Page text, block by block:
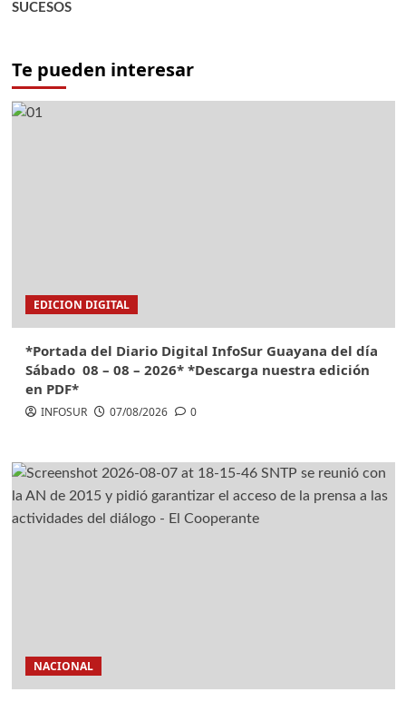
SUCESOS
Te pueden interesar
EDICION DIGITAL
*Portada del Diario Digital InfoSur Guayana del día
Sábado 08 – 08 – 2026* *Descarga nuestra edición
en PDF*
INFOSUR 07/08/2026 0
NACIONAL